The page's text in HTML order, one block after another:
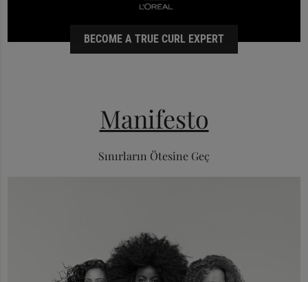
BECOME A TRUE CURL EXPERT
Manifesto
Sınırların Ötesine Geç